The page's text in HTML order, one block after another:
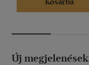
Kosárba
Új megjelenések